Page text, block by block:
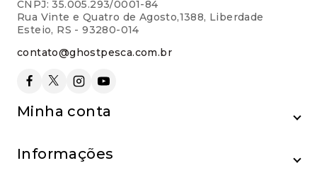
CNPJ: 35.005.293/0001-84
Rua Vinte e Quatro de Agosto,1388, Liberdade
Esteio, RS - 93280-014
contato@ghostpesca.com.br
Minha conta
Informações